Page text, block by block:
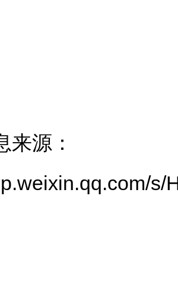
源：